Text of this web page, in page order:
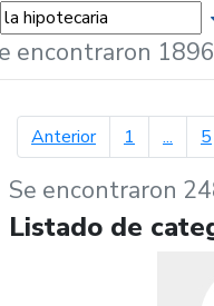
encontraron
Anteriorpágina anterior
1 ... 5
Se encontraron
Listado de